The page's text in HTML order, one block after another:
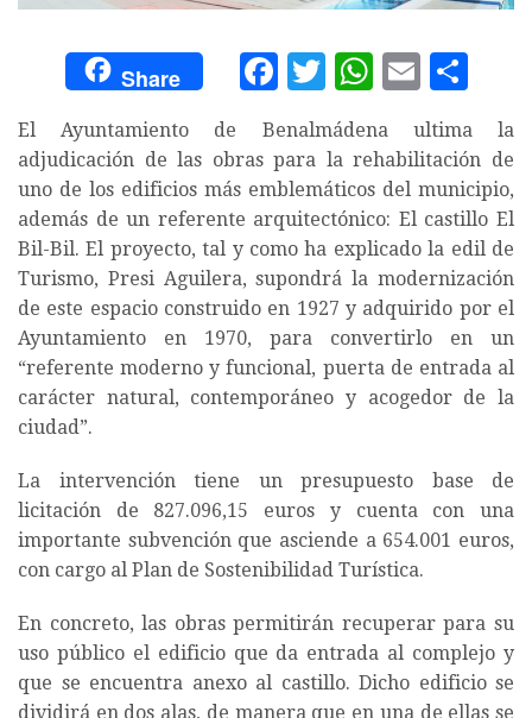
Share Facebook
TwitterEmail
El Ayuntamiento de Benalmádena ultima la
adjudicación de las obras para la rehabilitación de
uno de los edificios más emblemáticos del municipio,
además de un referente arquitectónico: El castillo El
Bil-Bil. El proyecto, tal y como ha explicado la edil de
Turismo, Presi Aguilera, supondrá la modernización
de este espacio construido en 1927 y adquirido por el
Ayuntamiento en 1970, para convertirlo en un
“referente moderno y funcional, puerta de entrada al
carácter natural, contemporáneo y acogedor de la
ciudad”.
La intervención tiene un presupuesto base de
licitación de 827.096,15 euros y cuenta con una
importante subvención que asciende a 654.001 euros,
con cargo al Plan de Sostenibilidad Turística.
En concreto, las obras permitirán recuperar para su
uso público el edificio que da entrada al complejo y
que se encuentra anexo al castillo. Dicho edificio se
dividirá en dos alas, de manera que en una de ellas se